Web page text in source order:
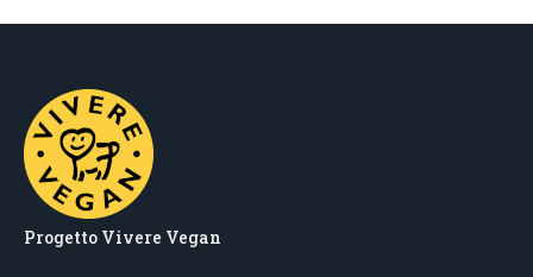
Progetto Vivere Vegan